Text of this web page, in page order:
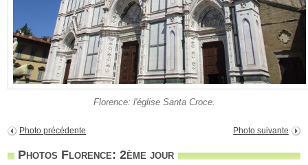
Florence: l'église Santa Croce.
Photo précédente Photo suivante
Photos Florence: 2ème jour